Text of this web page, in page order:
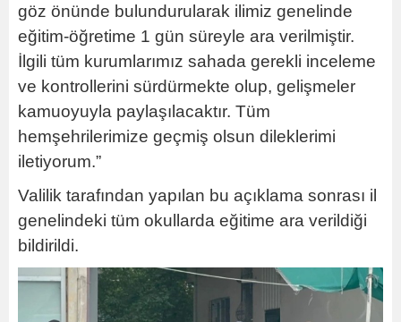
göz önünde bulundurularak ilimiz genelinde
eğitim-öğretime 1 gün süreyle ara verilmiştir.
İlgili tüm kurumlarımız sahada gerekli inceleme
ve kontrollerini sürdürmekte olup, gelişmeler
kamuoyuyla paylaşılacaktır. Tüm
hemşehrilerimize geçmiş olsun dileklerimi
iletiyorum.”
Valilik tarafından yapılan bu açıklama sonrası il
genelindeki tüm okullarda eğitime ara verildiği
bildirildi.